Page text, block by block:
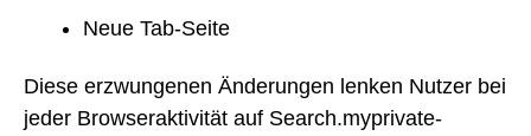
Neue Tab-Seite
Diese erzwungenen Änderungen lenken Nutzer bei
jeder Browseraktivität auf Search.myprivate-